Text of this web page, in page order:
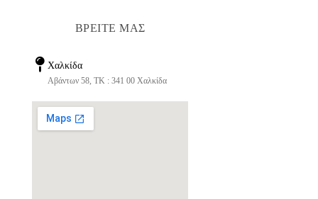
ΒΡΕΙΤΕ ΜΑΣ
Χαλκίδα
Αβάντων 58, ΤΚ : 341 00 Χαλκίδα